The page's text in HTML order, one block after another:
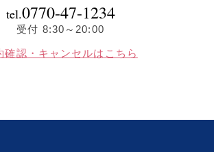
tel.0770-47-1234
受付 8:30～20:00
確認・キャンセルはこちら